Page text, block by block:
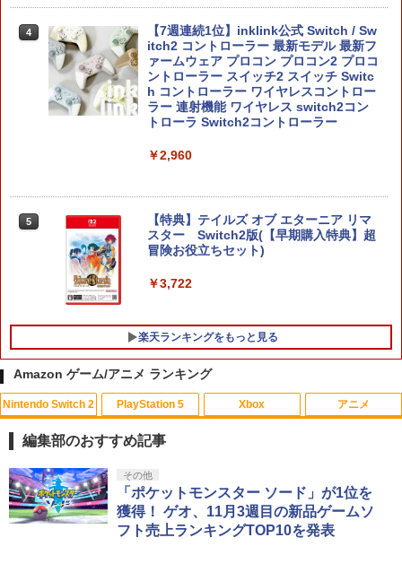
4
【7週連続1位】inklink公式 Switch / Sw
itch2 コントローラー 最新モデル 最新フ
ァームウェア プロコン プロコン2 プロコ
ントローラー スイッチ2 スイッチ Switc
h コントローラー ワイヤレスコントロー
ラー 連射機能 ワイヤレス switch2コン
トローラ Switch2コントローラー
￥2,960
5
【特典】テイルズ オブ エターニア リマ
スター Switch2版(【早期購入特典】超
冒険お役立ちセット)
￥3,722
楽天ランキングをもっと見る
1
エイムアップリング FPS EVOgames 日
本製 天然ゴム 6個セット PS5 PS4 Switc
h プロコン PC コントローラー用 エイム
操作性向上 ゲーミング
￥1,980
1
U.C.ガンダムBlu-rayライブラリーズ 機
動戦士ガンダム 逆襲のシャア【Blu-ra
y】 [ 古谷徹 ]
￥3,344
Amazon ゲーム/アニメ ランキング
Nintendo Switch 2
1
スプラトゥーン レイダース|オンライン
コード版
￥5,832
PlayStation 5
1
PlayStation 5 デジタル・エディション
日本語専用 Console Language: Japan
ese only (CFI-2200B01)
￥55,000
Xbox
1
【純正品】Xbox ワイヤレス コントロー
ラー + USB-C® ケーブル
￥8,300
アニメ
1
【Amazon.co.jp限定】劇場版モノノ怪
第三章 蛇神 (Amazon.co.jp限定オリジ
ナル三方背収納ケース付きコレクション)
(オリジナル特典:オリジナル巾着＋メー
カー特典:【坤と離】二振りの剣、十翼よ
編集部のおすすめ記事
その他
「ポケットモンスター ソード」が1位を
獲得！ ゲオ、11月3週目の新品ゲームソ
フト売上ランキングTOP10を発表